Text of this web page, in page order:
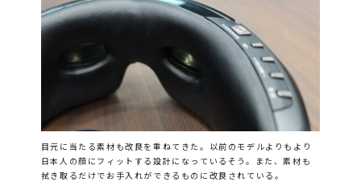
目元に当たる素材も改良を重ねてきた。以前のモデルよりもより
日本人の顔にフィットする設計になっているそう。また、素材も
拭き取るだけでお手入れができるものに改良されている。